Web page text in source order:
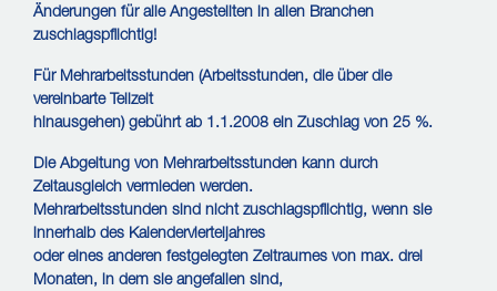
Änderungen für alle Angestellten in allen Branchen
zuschlagspflichtig!
Für Mehrarbeitsstunden (Arbeitsstunden, die über die
vereinbarte Teilzeit
hinausgehen) gebührt ab 1.1.2008 ein Zuschlag von 25 %.
Die Abgeltung von Mehrarbeitsstunden kann durch
Zeitausgleich vermieden werden.
Mehrarbeitsstunden sind nicht zuschlagspflichtig, wenn sie
innerhalb des Kalendervierteljahres
oder eines anderen festgelegten Zeitraumes von max. drei
Monaten, in dem sie angefallen sind,